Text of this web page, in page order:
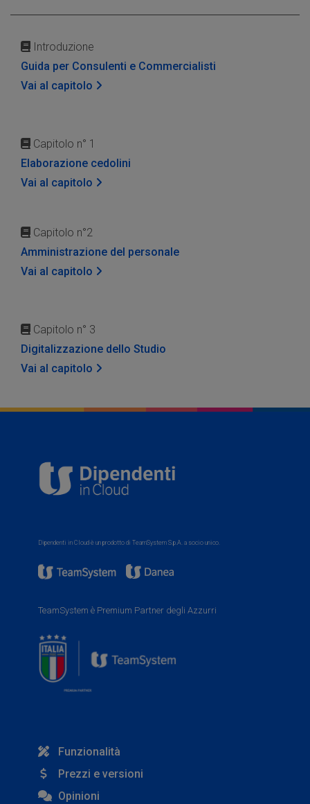
Introduzione
Guida per Consulenti e Commercialisti
Vai al capitolo
Capitolo n° 1
Elaborazione cedolini
Vai al capitolo
Capitolo n°2
Amministrazione del personale
Vai al capitolo
Capitolo n° 3
Digitalizzazione dello Studio
Vai al capitolo
Dipendenti in Cloud è un prodotto di TeamSystem S.p.A. a socio unico.
TeamSystem è Premium Partner degli Azzurri
Funzionalità
Prezzi e versioni
Opinioni